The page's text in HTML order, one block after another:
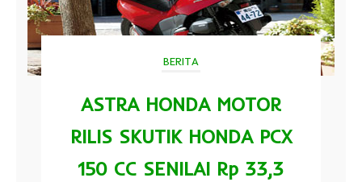
BERITA
ASTRA HONDA MOTOR
RILIS SKUTIK HONDA PCX
150 CC SENILAI Rp 33,3